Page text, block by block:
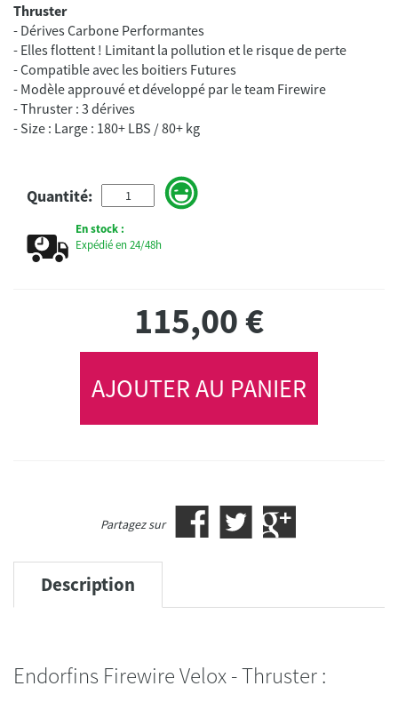
Thruster
- Dérives Carbone Performantes
- Elles flottent ! Limitant la pollution et le risque de perte
- Compatible avec les boitiers Futures
- Modèle approuvé et développé par le team Firewire
- Thruster : 3 dérives
Quantité:
En stock :
Expédié en 24/48h
115,00€
AJOUTER AU PANIER
Partagez sur
Description
Endorfins Firewire Velox - Thruster :